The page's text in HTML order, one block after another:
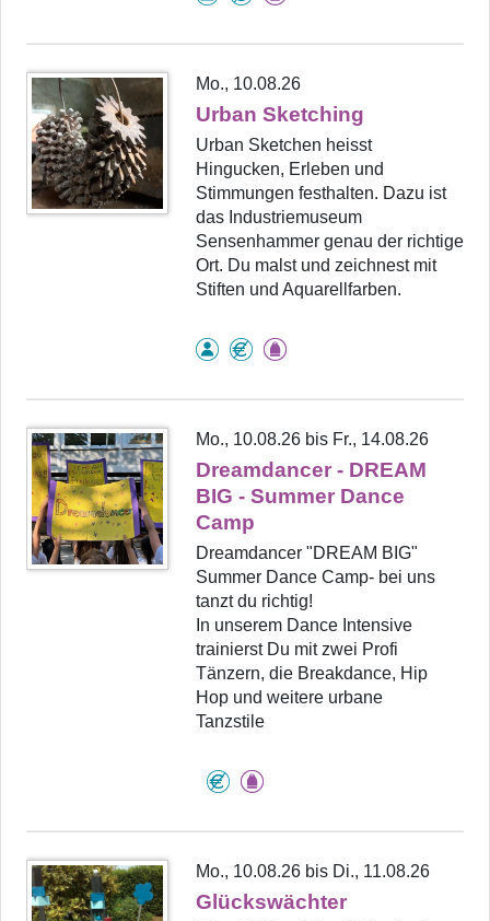
Mo., 10.08.26
Urban Sketching
Urban Sketchen heisst
Hingucken, Erleben und
Stimmungen festhalten. Dazu ist
das Industriemuseum
Sensenhammer genau der richtige
Ort. Du malst und zeichnest mit
Stiften und Aquarellfarben.
Mo., 10.08.26 bis Fr., 14.08.26
Dreamdancer - DREAM
BIG - Summer Dance
Camp
Dreamdancer "DREAM BIG"
Summer Dance Camp- bei uns
tanzt du richtig!
In unserem Dance Intensive
trainierst Du mit zwei Profi
Tänzern, die Breakdance, Hip
Hop und weitere urbane
Tanzstile
Mo., 10.08.26 bis Di., 11.08.26
Glückswächter